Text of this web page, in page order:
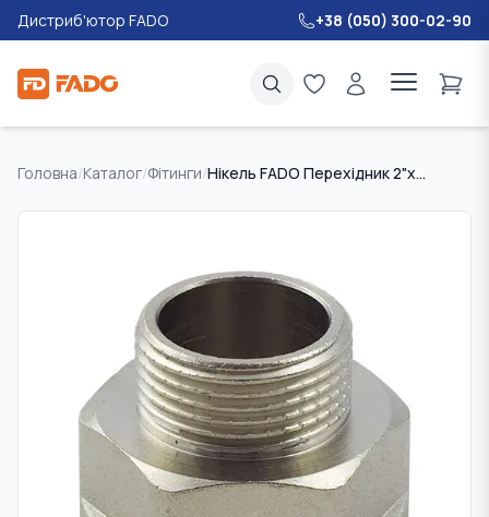
Дистриб'ютор FADO +38 (050) 300-02-90
Головна/Каталог/Фітинги/ Нікель FADO Перехідник 2"x1 1/4"